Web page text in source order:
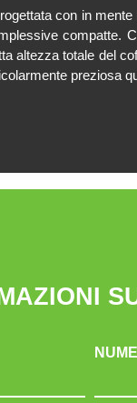
con in mente
compatte.
altezza totale del
preziosa